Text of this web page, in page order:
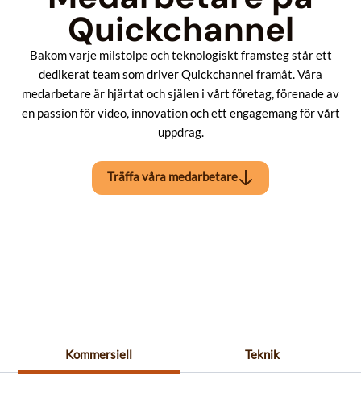
Quickchannel
Bakom varje milstolpe och teknologiskt framsteg står ett
dedikerat team som driver Quickchannel framåt. Våra
medarbetare är hjärtat och själen i vårt företag, förenade av
en passion för video, innovation och ett engagemang för vårt
uppdrag.
Träffa våra medarbetare
Kommersiell Teknik